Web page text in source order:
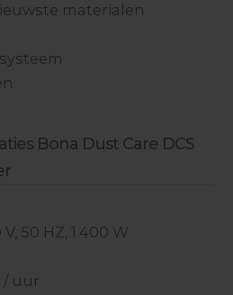
materialen
Bona Dust Care DCS
50 HZ, 1.400 W
/ uur